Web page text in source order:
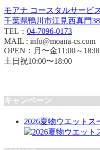
モアナ コースタルサービ
千葉県鴨川市江見西真門
TEL： 04-7096-0173
MAIL : info@moana-cs.com
OPEN：月〜金11:00～
土日祝10:00〜18:00
キャンペーン
2026夏物ウエットス